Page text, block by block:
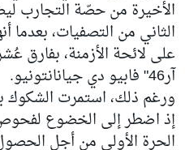
الأخيرة من حصّة التجارب
الثاني من التصفيات، بعدما
على لائحة الأزمنة،
آر46" فابيو دي جيانانتونيو.
ورغم ذلك، استمرت الشكوك
إذ اضطر إلى الخضوع
الحرة الأولى من أجل